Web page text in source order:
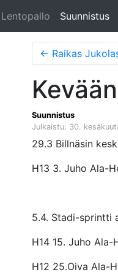
Lentopallo Suunnistus
← Raikas
Suunnistus
Julkaistu: 30.
29.3 Billnäsin
H13 3. Juho Ala-
5.4. Stadi-sprintti
H14 15. Juho
H12 25.Oiva Ala-